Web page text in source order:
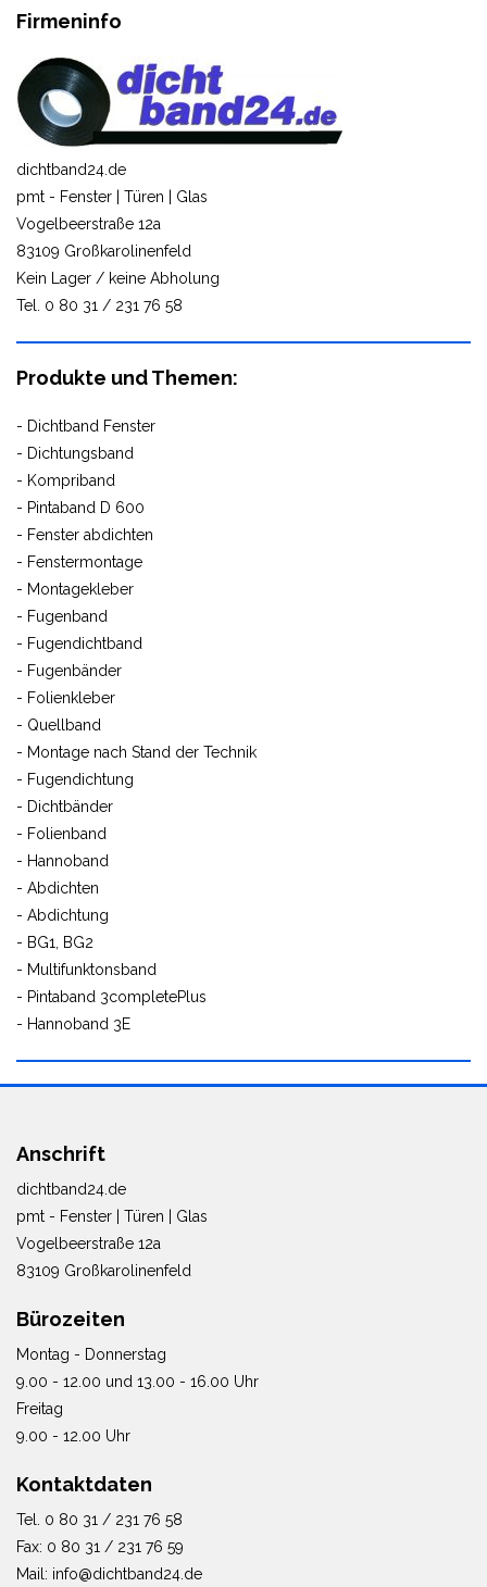
Firmeninfo
dichtband24.de
pmt - Fenster | Türen | Glas
Vogelbeerstraße 12a
83109 Großkarolinenfeld
Kein Lager / keine Abholung
Tel. 0 80 31 / 231 76 58
Produkte und Themen:
- Dichtband Fenster
- Dichtungsband
- Kompriband
- Pintaband D 600
- Fenster abdichten
- Fenstermontage
- Montagekleber
- Fugenband
- Fugendichtband
- Fugenbänder
- Folienkleber
- Quellband
- Montage nach Stand der Technik
- Fugendichtung
- Dichtbänder
- Folienband
- Hannoband
- Abdichten
- Abdichtung
- BG1, BG2
- Multifunktonsband
- Pintaband 3completePlus
- Hannoband 3E
Anschrift
dichtband24.de
pmt - Fenster | Türen | Glas
Vogelbeerstraße 12a
83109 Großkarolinenfeld
Bürozeiten
Montag - Donnerstag
9.00 - 12.00 und 13.00 - 16.00 Uhr
Freitag
9.00 - 12.00 Uhr
Kontaktdaten
Tel. 0 80 31 / 231 76 58
Fax: 0 80 31 / 231 76 59
Mail: info@dichtband24.de